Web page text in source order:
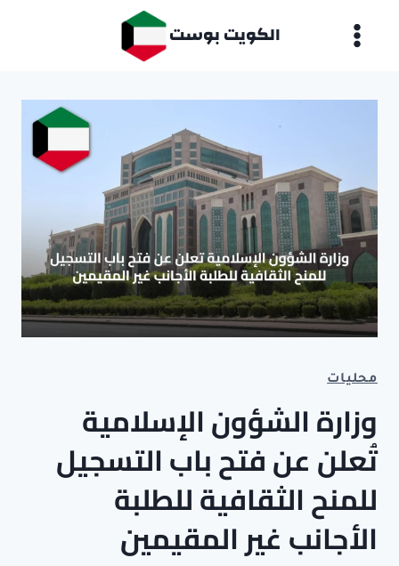
الكويت بوست
محليات
وزارة الشؤون الإسلامية
تُعلن عن فتح باب التسجيل
للمنح الثقافية للطلبة
الأجانب غير المقيمين